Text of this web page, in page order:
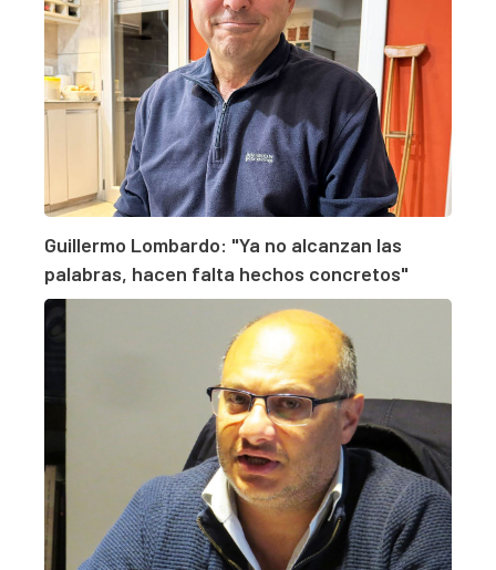
Guillermo Lombardo: "Ya no alcanzan las
palabras, hacen falta hechos concretos"